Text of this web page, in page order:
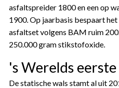
asfaltspreider 1800 en een op
1900. Op jaarbasis bespaart
asfaltset volgens BAM ruim
250.000 gram stikstofoxide.
's Werelds eerste
De statische wals stamt al uit